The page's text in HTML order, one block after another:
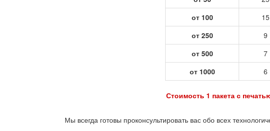
от 100
15
от 250
9
от 500
7
от 1000
6
Стоимость 1 пакета с
Мы всегда готовы проконсультировать вас обо всех